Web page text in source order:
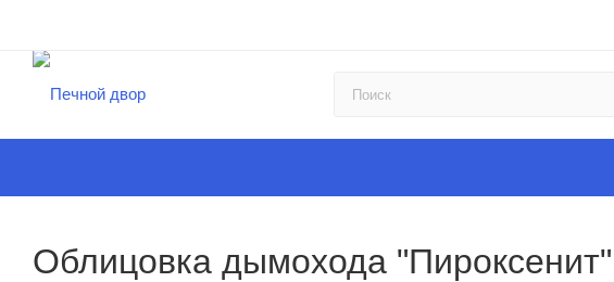
Облицовка дымохода